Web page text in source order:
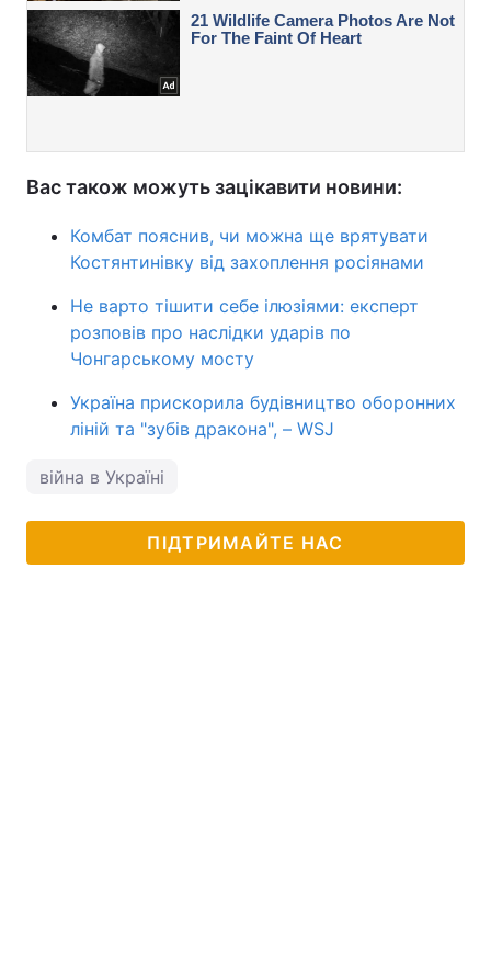
Вас також можуть зацікавити новини:
Комбат пояснив, чи можна ще врятувати
Костянтинівку від захоплення росіянами
Не варто тішити себе ілюзіями: експерт
розповів про наслідки ударів по
Чонгарському мосту
Україна прискорила будівництво оборонних
ліній та "зубів дракона", – WSJ
війна в Україні
ПІДТРИМАЙТЕ НАС